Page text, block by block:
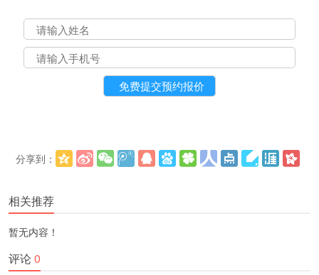
分享到：
相关推荐
暂无内容！
评论0